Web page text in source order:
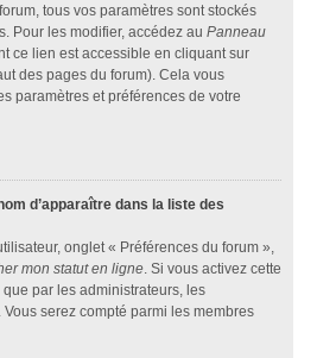
tous vos paramètres sont stockés
Pour les modifier, accédez au Panneau
ce lien est accessible en cliquant sur
des pages du forum). Cela vous
paramètres et préférences de votre
d’apparaître dans la liste des
onglet « Préférences du forum »,
mon statut en ligne. Si vous activez cette
par les administrateurs, les
serez compté parmi les membres